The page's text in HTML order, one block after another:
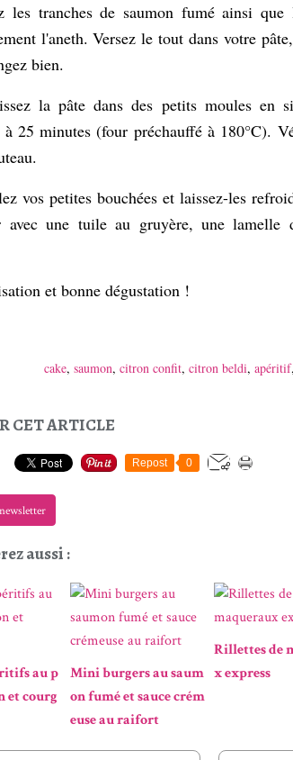
les tranches de saumon fumé ainsi
l'aneth. Versez le tout dans votre
bien.
la pâte dans des petits moules en
à 25 minutes (four préchauffé à 180°C).
vos petites bouchées et laissez-les
avec une tuile au gruyère, une lamelle
et bonne dégustation !
cake, saumon, citron confit, citron beldi, apéritif,
CET ARTICLE
Repost 0
aussi :
au p
et courg
Mini burgers au saum
on fumé et sauce crém
euse au raifort
Rillettes de
x express